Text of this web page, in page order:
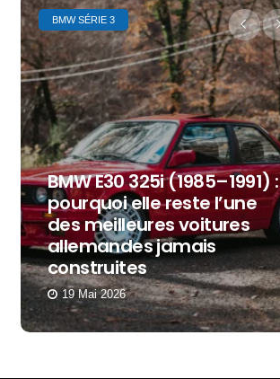
BMW SÉRIE 3
BMW E30 325i (1985–1991) :
pourquoi elle reste l’une
des meilleures voitures
allemandes jamais
construites
19 Mai 2026